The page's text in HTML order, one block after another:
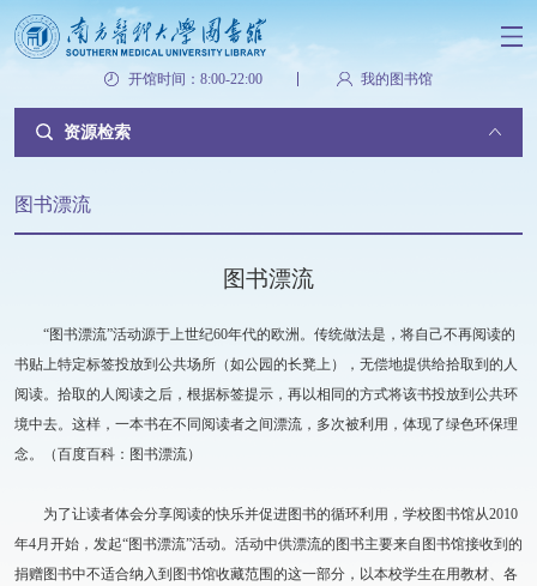
开馆时间：8:00-22:00 我的图书馆
资源检索
图书漂流
图书漂流
“图书漂流”活动源于上世纪60年代的欧洲。传统做法是，将自己不再阅读的
书贴上特定标签投放到公共场所（如公园的长凳上），无偿地提供给拾取到的人
阅读。拾取的人阅读之后，根据标签提示，再以相同的方式将该书投放到公共环
境中去。这样，一本书在不同阅读者之间漂流，多次被利用，体现了绿色环保理
念。（百度百科：图书漂流）
为了让读者体会分享阅读的快乐并促进图书的循环利用，学校图书馆从2010
年4月开始，发起“图书漂流”活动。活动中供漂流的图书主要来自图书馆接收到的
捐赠图书中不适合纳入到图书馆收藏范围的这一部分，以本校学生在用教材、各